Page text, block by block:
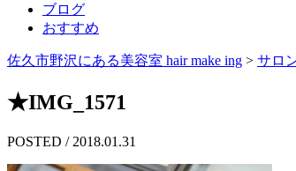
ブログ
おすすめ
佐久市野沢にある美容室 hair make ing > サロ
★IMG_1571
POSTED / 2018.01.31